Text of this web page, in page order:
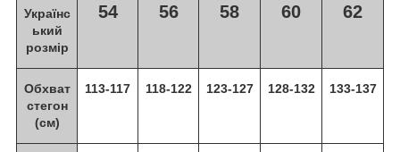
Українс
ький
розмір
54 56 58 60 62
Обхват
стегон
(см)
113-117 118-122 123-127 128-132 133-137